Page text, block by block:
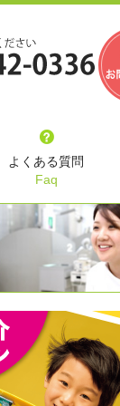
よくある質問
Faq